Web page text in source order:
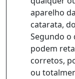
aparelho
catarata,
Segundo o
podem
corretos,
ou